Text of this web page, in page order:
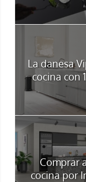
La danesa
cocina con
Comprar
cocina por